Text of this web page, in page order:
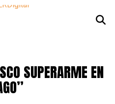
SUPERARME EN